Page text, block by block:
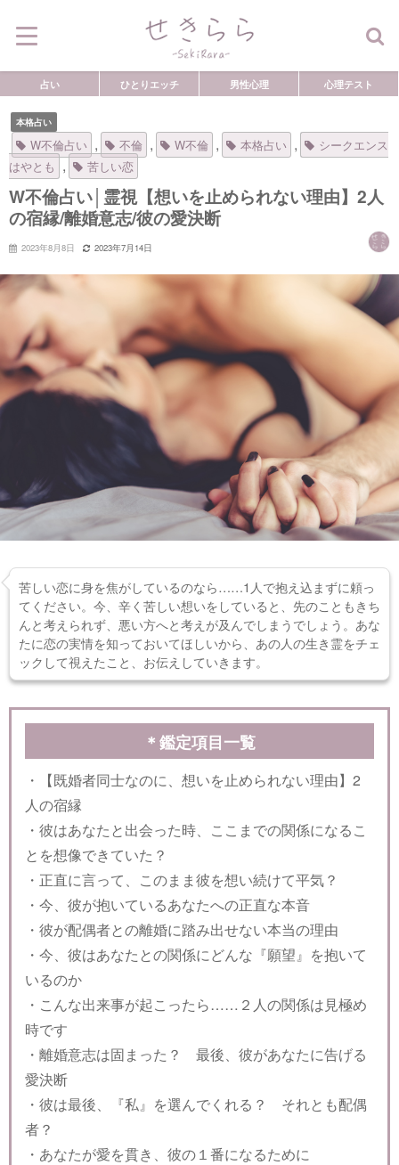
占い ひとりエッチ 男性心理 心理テスト
本格占い
W不倫占い , 不倫 , W不倫 , 本格占い ,
シークエンス
はやとも , 苦しい恋
W不倫占い│霊視【想いを止められない理由】2人
の宿縁/離婚意志/彼の愛決断
2023年8月8日 2023年7月14日
苦しい恋に身を焦がしているのなら……1人で抱え込まずに頼っ
てください。今、辛く苦しい想いをしていると、先のこともきち
んと考えられず、悪い方へと考えが及んでしまうでしょう。あな
たに恋の実情を知っておいてほしいから、あの人の生き霊をチェ
ックして視えたこと、お伝えしていきます。
＊鑑定項目一覧
・【既婚者同士なのに、想いを止められない理由】2
人の宿縁
・彼はあなたと出会った時、ここまでの関係になるこ
とを想像できていた？
・正直に言って、このまま彼を想い続けて平気？
・今、彼が抱いているあなたへの正直な本音
・彼が配偶者との離婚に踏み出せない本当の理由
・今、彼はあなたとの関係にどんな『願望』を抱いて
いるのか
・こんな出来事が起こったら……２人の関係は見極め
時です
・離婚意志は固まった？ 最後、彼があなたに告げる
愛決断
・彼は最後、『私』を選んでくれる？ それとも配偶
者？
・あなたが愛を貫き、彼の１番になるために